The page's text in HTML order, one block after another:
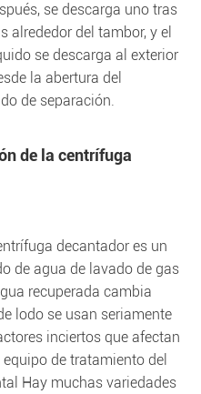
se descarga uno tras
alrededor del tambor, y el
se descarga al exterior
la abertura del
de separación.
de la centrífuga
decantador es un
de agua de lavado de gas
recuperada cambia
lodo se usan seriamente
inciertos que afectan
de tratamiento del
Hay muchas variedades